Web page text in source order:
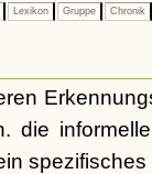
Lexikon Gruppe Chronik
die